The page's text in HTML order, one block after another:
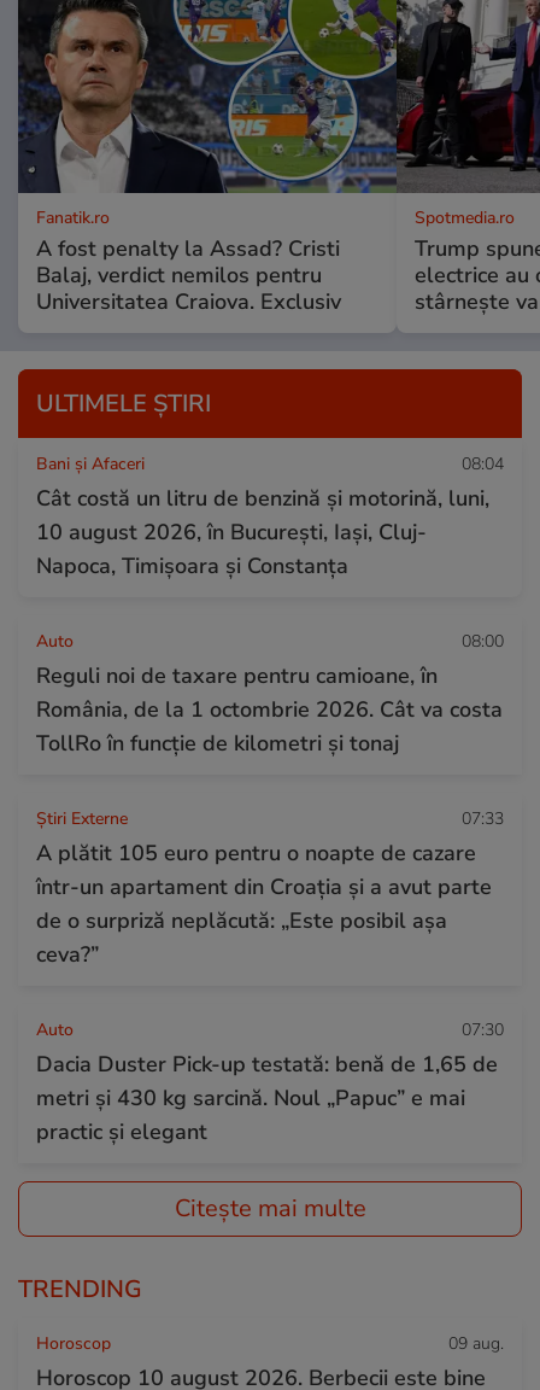
Fanatik.ro
A fost penalty la Assad? Cristi
Balaj, verdict nemilos pentru
Universitatea Craiova. Exclusiv
Spotmedia.ro
Trump
electrice au
stârnește
ULTIMELE ȘTIRI
Bani și Afaceri 08:04
Cât costă un litru de benzină și motorină, luni,
10 august 2026, în București, Iași, Cluj-
Napoca, Timișoara și Constanța
Auto 08:00
Reguli noi de taxare pentru camioane, în
România, de la 1 octombrie 2026. Cât va costa
TollRo în funcție de kilometri și tonaj
Știri Externe 07:33
A plătit 105 euro pentru o noapte de cazare
într-un apartament din Croația și a avut parte
de o surpriză neplăcută: „Este posibil așa
ceva?”
Auto 07:30
Dacia Duster Pick-up testată: benă de 1,65 de
metri și 430 kg sarcină. Noul „Papuc” e mai
practic și elegant
Citește mai multe
TRENDING
Horoscop 09 aug.
Horoscop 10 august 2026. Berbecii este bine